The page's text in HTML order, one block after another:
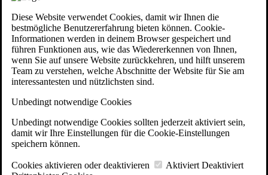
Diese Website verwendet Cookies, damit wir Ihnen die
bestmögliche Benutzererfahrung bieten können. Cookie-
Informationen werden in deinem Browser gespeichert und
führen Funktionen aus, wie das Wiedererkennen von Ihnen,
wenn Sie auf unsere Website zurückkehren, und hilft unserem
Team zu verstehen, welche Abschnitte der Website für Sie am
interessantesten und nützlichsten sind.
Unbedingt notwendige Cookies
Unbedingt notwendige Cookies sollten jederzeit aktiviert sein,
damit wir Ihre Einstellungen für die Cookie-Einstellungen
speichern können.
Cookies aktivieren oder deaktivieren Aktiviert Deaktiviert